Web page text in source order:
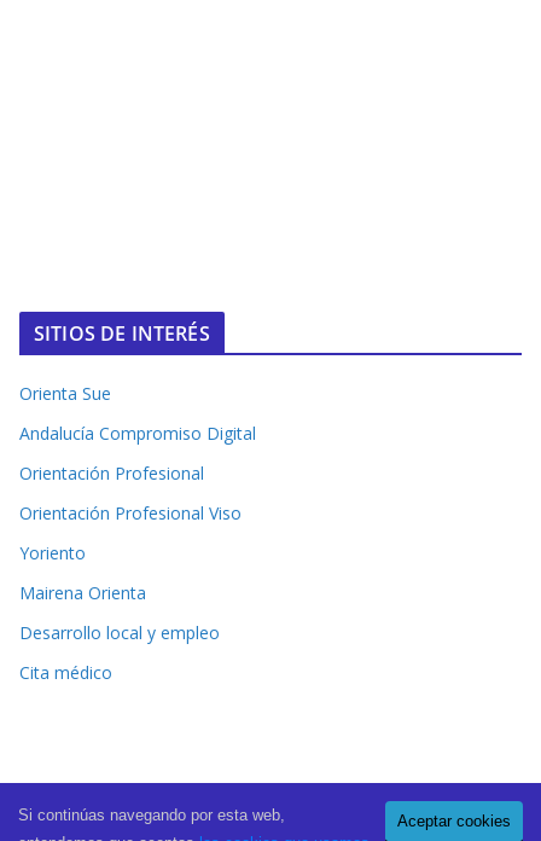
SITIOS DE INTERÉS
Orienta Sue
Andalucía Compromiso Digital
Orientación Profesional
Orientación Profesional Viso
Yoriento
Mairena Orienta
Desarrollo local y empleo
Cita médico
Copyright © 2026 El Periódico de Mairena . All rights reserved.
Aceptar cookies
Si continúas navegando por esta web,